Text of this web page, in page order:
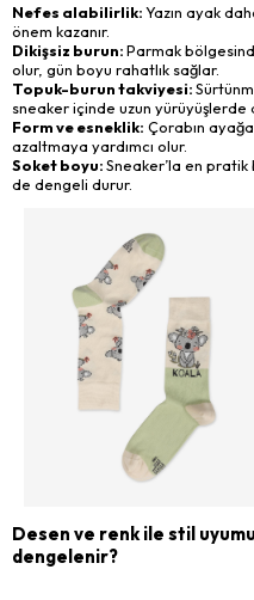
Nefes alabilirlik:Yazın ayak
önem kazanır.
Dikişsiz burun:Parmak
olur, gün boyu rahatlık sağlar.
Topuk-burun takviyesi:
sneaker içinde uzun yürüyüşlerde
Form ve esneklik: Çorabın
azaltmaya yardımcı olur.
Soket boyu:Sneaker’la en
de dengeli durur.
Desen ve renk ile stil
dengelenir?